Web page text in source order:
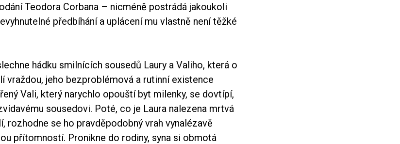
Teodora Corbana – nicméně postrádá jakoukoli
předbíhání a uplácení mu vlastně není těžké
hádku smilnících sousedů Laury a Valiho, která o
vraždou, jeho bezproblémová a rutinní existence
Vali, který narychlo opouští byt milenky, se dovtípí,
sousedovi. Poté, co je Laura nalezena mrtvá
rozhodne se ho pravděpodobný vrah vynalézavě
přítomností. Pronikne do rodiny, syna si obmotá